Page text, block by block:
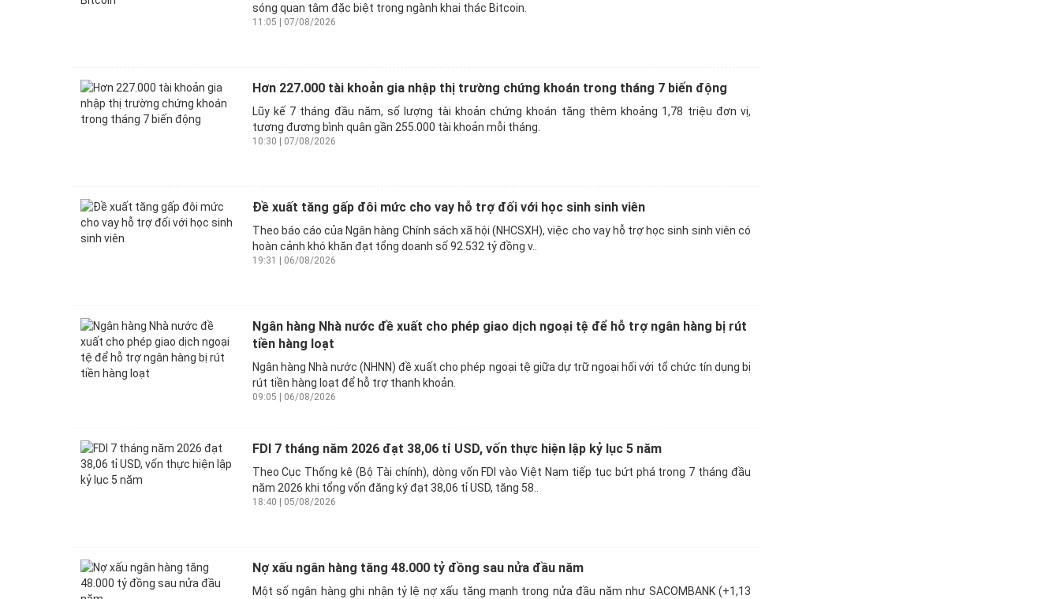
sóng quan tâm đặc biệt trong ngành khai thác Bitcoin.
11:05 | 07/08/2026
Hơn 227.000 tài khoản gia nhập thị trường chứng khoán trong tháng 7 biến động
Lũy kế 7 tháng đầu năm, số lượng tài khoản chứng khoán tăng thêm khoảng 1,78 triệu đơn vị,
tương đương bình quân gần 255.000 tài khoản mỗi tháng.
10:30 | 07/08/2026
Đề xuất tăng gấp đôi mức cho vay hỗ trợ đối với học sinh sinh viên
Theo báo cáo của Ngân hàng Chính sách xã hội (NHCSXH), việc cho vay hỗ trợ học sinh sinh viên có
hoàn cảnh khó khăn đạt tổng doanh số 92.532 tỷ đồng v..
19:31 | 06/08/2026
Ngân hàng Nhà nước đề xuất cho phép giao dịch ngoại tệ để hỗ trợ ngân hàng bị rút
tiền hàng loạt
Ngân hàng Nhà nước (NHNN) đề xuất cho phép ngoại tệ giữa dự trữ ngoại hối với tổ chức tín dụng bị
rút tiền hàng loạt để hỗ trợ thanh khoản.
09:05 | 06/08/2026
FDI 7 tháng năm 2026 đạt 38,06 tỉ USD, vốn thực hiện lập kỷ lục 5 năm
Theo Cục Thống kê (Bộ Tài chính), dòng vốn FDI vào Việt Nam tiếp tục bứt phá trong 7 tháng đầu
năm 2026 khi tổng vốn đăng ký đạt 38,06 tỉ USD, tăng 58..
18:40 | 05/08/2026
Nợ xấu ngân hàng tăng 48.000 tỷ đồng sau nửa đầu năm
Một số ngân hàng ghi nhận tỷ lệ nợ xấu tăng mạnh trong nửa đầu năm như SACOMBANK (+1,13